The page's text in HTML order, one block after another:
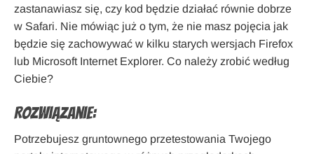
zastanawiasz się, czy kod będzie działać równie dobrze
w Safari. Nie mówiąc już o tym, że nie masz pojęcia jak
będzie się zachowywać w kilku starych wersjach Firefox
lub Microsoft Internet Explorer. Co należy zrobić według
Ciebie?
Rozwiązanie:
Potrzebujesz gruntownego przetestowania Twojego